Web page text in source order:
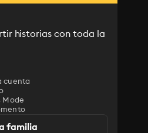
historias con toda la
cuenta
Mode
familia